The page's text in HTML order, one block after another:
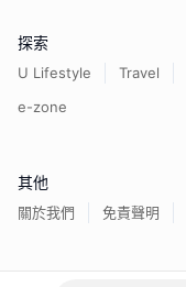
探索
U Lifestyle Travel
e-zone
其他
關於我們 免責聲明